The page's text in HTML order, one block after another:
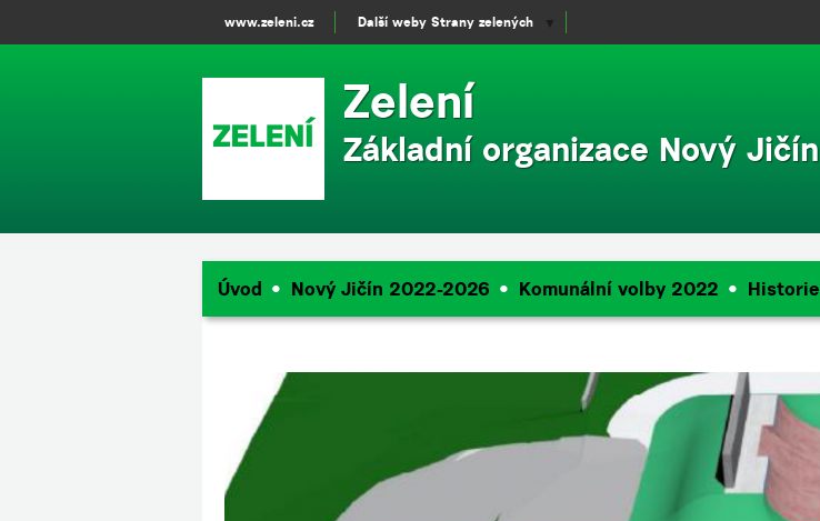
Zelení
Základní organizace Nový Jičín
Úvod Nový Jičín 2022-2026 Komunální volby 2022 Historie
www.zeleni.cz Další weby Strany zelených ▼